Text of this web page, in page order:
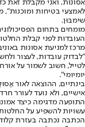
אסונות, ואני מקבלת זאת
לאמצעי בטיחות
שימבּוּן.
מומחים בתחום
העובדות לפני קבלת
מרכז למניעת אסונות
"לבדוק עובדות, לעצור
לטייל, חשוב לשמור על
יומיומי".
בינתיים, ההוצאה לאור
אישיים, ולא נועד לעורר
התופעה מדגימה כיצד
עשויות להשפיע על החלטות
הכתבה נכתבה בעזרת